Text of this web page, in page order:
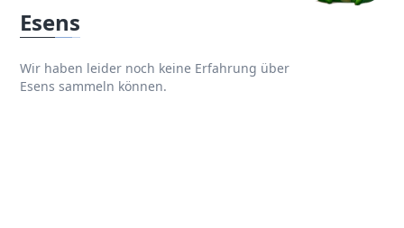
Esens
Wir haben leider noch keine Erfahrung über
Esens sammeln können.